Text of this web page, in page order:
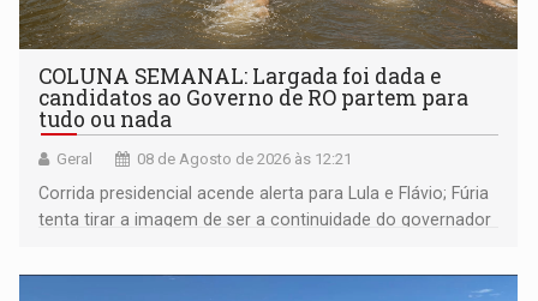
COLUNA SEMANAL: Largada foi dada e
candidatos ao Governo de RO partem para
tudo ou nada
Geral 08 de Agosto de 2026 às 12:21
Corrida presidencial acende alerta para Lula e Flávio; Fúria
tenta tirar a imagem de ser a continuidade do governador
não ter entrado no modo eleição; ABAV faz evento em